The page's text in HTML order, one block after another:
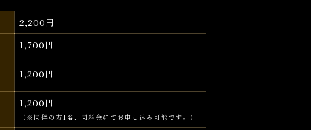
2,200円
1,700円
1,200円
1,200円
（※同伴の方1名、同料金にてお申し込み可能です。）